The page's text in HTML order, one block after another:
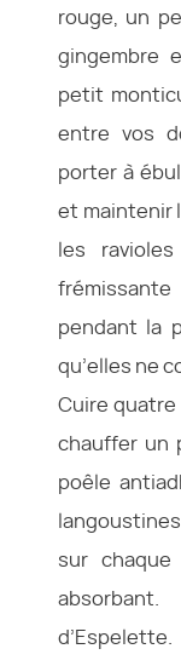
rouge, un
gingembre
petit
entre vos
porter à
et maintenir
les
pendant la
qu’elles ne
Cuire quatre
chauffer un
poêle
sur